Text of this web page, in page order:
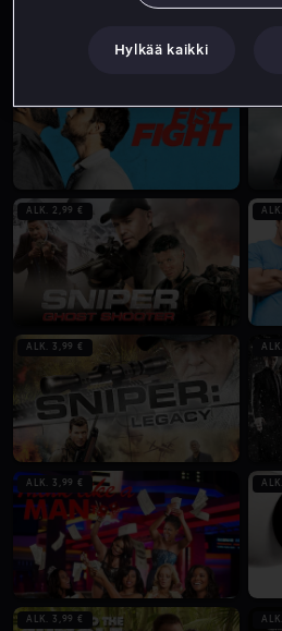
ALK. 2,99 €
ALK. 3,99 €
ALK. 3,99 €
ALK. 3,99 €
Hylkää kaikki